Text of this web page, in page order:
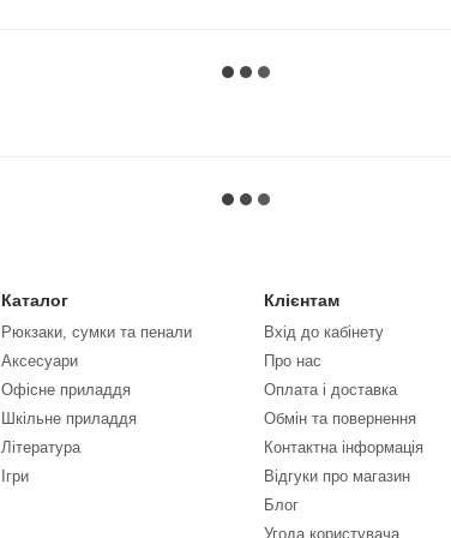
Каталог
Рюкзаки, сумки та пенали
Аксесуари
Офісне приладдя
Шкільне приладдя
Література
Ігри
Клієнтам
Вхід до кабінету
Про нас
Оплата і доставка
Обмін та повернення
Контактна інформація
Відгуки про магазин
Блог
Угода користувача